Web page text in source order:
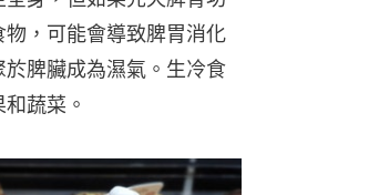
，可能會導致脾胃消化
脾臟成為濕氣。生冷食
蔬菜。